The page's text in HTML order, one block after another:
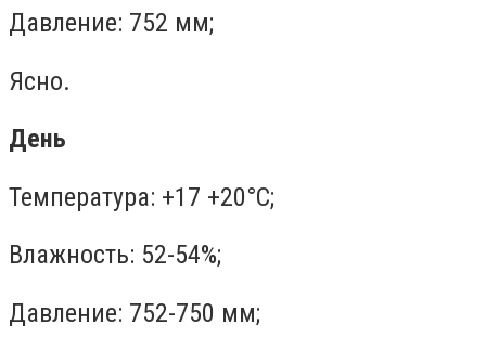
Давление: 752 мм;
Ясно.
День
Температура: +17 +20°C;
Влажность: 52-54%;
Давление: 752-750 мм;